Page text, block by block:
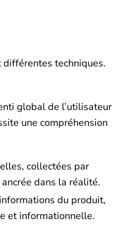
différentes techniques.
global de l’utilisateur
une compréhension
collectées par
dans la réalité.
du produit,
et informationnelle.